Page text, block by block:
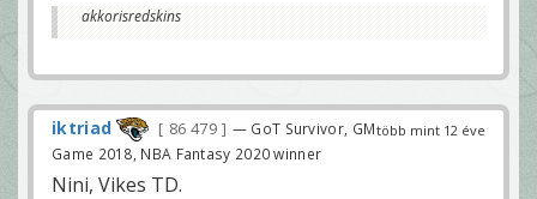
akkorisredskins
több mint 12 éve
iktriad 86 479
— GoT Survivor, GM
Game 2018, NBA Fantasy 2020 winner
Nini, Vikes TD.